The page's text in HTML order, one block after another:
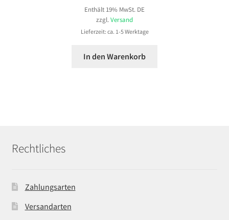
Enthält 19% MwSt. DE
zzgl. Versand
Lieferzeit: ca. 1-5 Werktage
In den Warenkorb
Rechtliches
Zahlungsarten
Versandarten